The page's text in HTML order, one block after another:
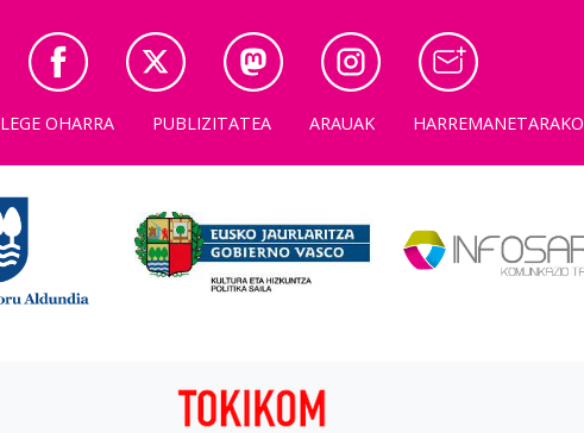
LEGE OHARRA PUBLIZITATEA ARAUAK HARREMANETARAKO